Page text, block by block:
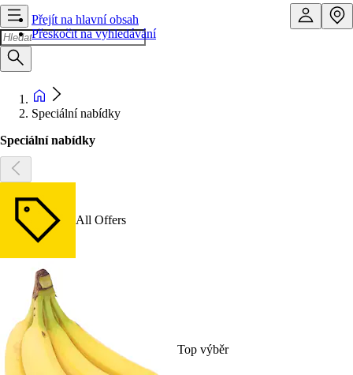
Přejít na hlavní obsah
Přeskočit na vyhledávání
Speciální nabídky
Speciální nabídky
All Offers
Top výběr